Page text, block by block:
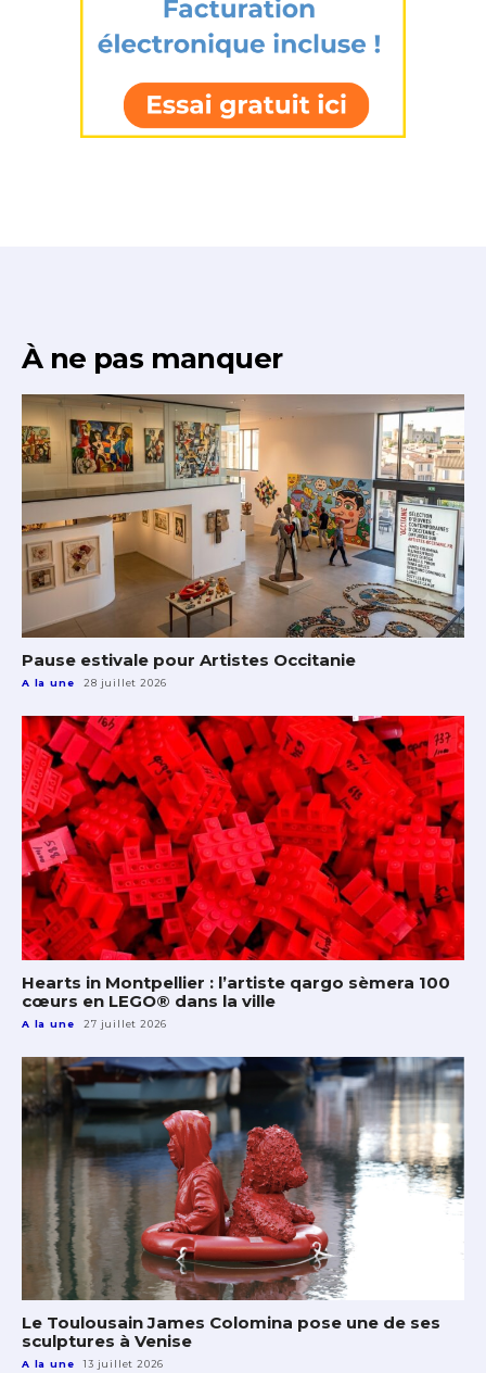
À ne pas manquer
Pause estivale pour Artistes Occitanie
A la une 28 juillet 2026
Hearts in Montpellier : l’artiste qargo sèmera 100
cœurs en LEGO® dans la ville
A la une 27 juillet 2026
Le Toulousain James Colomina pose une de ses
sculptures à Venise
A la une 13 juillet 2026